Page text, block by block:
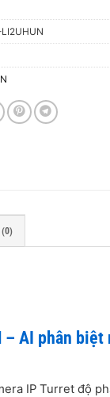
(0)
AI phân
IP Turret độ